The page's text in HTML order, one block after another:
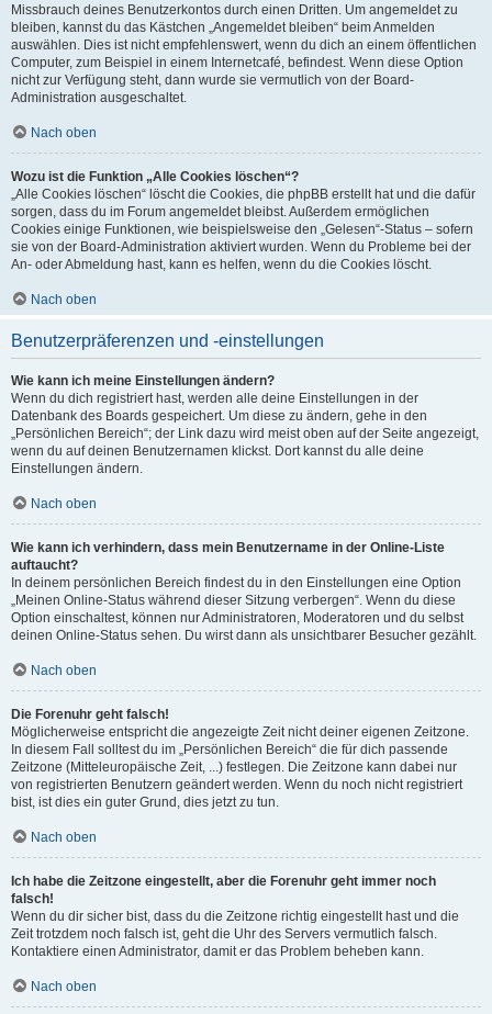
Missbrauch deines Benutzerkontos durch einen Dritten. Um angemeldet zu
bleiben, kannst du das Kästchen „Angemeldet bleiben“ beim Anmelden
auswählen. Dies ist nicht empfehlenswert, wenn du dich an einem öffentlichen
Computer, zum Beispiel in einem Internetcafé, befindest. Wenn diese Option
nicht zur Verfügung steht, dann wurde sie vermutlich von der Board-
Administration ausgeschaltet.
Nach oben
Wozu ist die Funktion „Alle Cookies löschen“?
„Alle Cookies löschen“ löscht die Cookies, die phpBB erstellt hat und die dafür
sorgen, dass du im Forum angemeldet bleibst. Außerdem ermöglichen
Cookies einige Funktionen, wie beispielsweise den „Gelesen“-Status – sofern
sie von der Board-Administration aktiviert wurden. Wenn du Probleme bei der
An- oder Abmeldung hast, kann es helfen, wenn du die Cookies löscht.
Nach oben
Benutzerpräferenzen und -einstellungen
Wie kann ich meine Einstellungen ändern?
Wenn du dich registriert hast, werden alle deine Einstellungen in der
Datenbank des Boards gespeichert. Um diese zu ändern, gehe in den
„Persönlichen Bereich“; der Link dazu wird meist oben auf der Seite angezeigt,
wenn du auf deinen Benutzernamen klickst. Dort kannst du alle deine
Einstellungen ändern.
Nach oben
Wie kann ich verhindern, dass mein Benutzername in der Online-Liste
auftaucht?
In deinem persönlichen Bereich findest du in den Einstellungen eine Option
„Meinen Online-Status während dieser Sitzung verbergen“. Wenn du diese
Option einschaltest, können nur Administratoren, Moderatoren und du selbst
deinen Online-Status sehen. Du wirst dann als unsichtbarer Besucher gezählt.
Nach oben
Die Forenuhr geht falsch!
Möglicherweise entspricht die angezeigte Zeit nicht deiner eigenen Zeitzone.
In diesem Fall solltest du im „Persönlichen Bereich“ die für dich passende
Zeitzone (Mitteleuropäische Zeit, ...) festlegen. Die Zeitzone kann dabei nur
von registrierten Benutzern geändert werden. Wenn du noch nicht registriert
bist, ist dies ein guter Grund, dies jetzt zu tun.
Nach oben
Ich habe die Zeitzone eingestellt, aber die Forenuhr geht immer noch
falsch!
Wenn du dir sicher bist, dass du die Zeitzone richtig eingestellt hast und die
Zeit trotzdem noch falsch ist, geht die Uhr des Servers vermutlich falsch.
Kontaktiere einen Administrator, damit er das Problem beheben kann.
Nach oben